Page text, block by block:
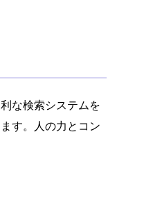
な検索システムを
す。人の力とコン